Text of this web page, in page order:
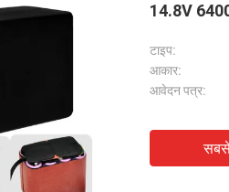
लुसी
14.8V
टाइप:
आकार:
आवेदन पत्र: